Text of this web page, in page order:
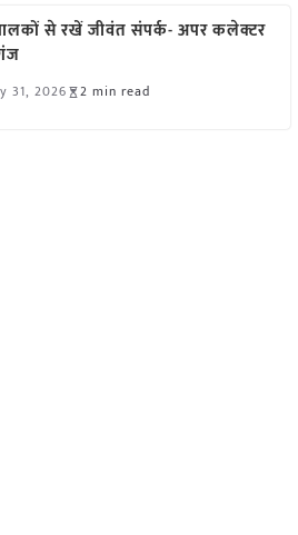
से रखें जीवंत संपर्क- अपर कलेक्टर
31, 2026 2 min read